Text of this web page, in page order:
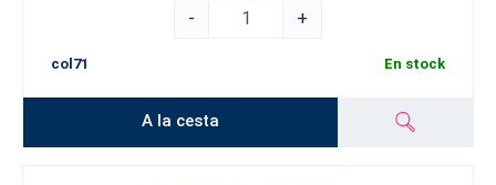
-
+
col71 En stock
A la cesta